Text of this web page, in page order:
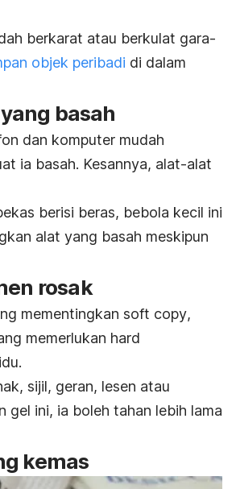
berkarat atau berkulat gara-
objek peribadi di dalam
basah
dan komputer mudah
ia basah. Kesannya, alat-alat
berisi beras, bebola kecil ini
alat yang basah meskipun
rosak
mementingkan soft copy,
memerlukan hard
sijil, geran, lesen atau
gel ini, ia boleh tahan lebih lama
kemas